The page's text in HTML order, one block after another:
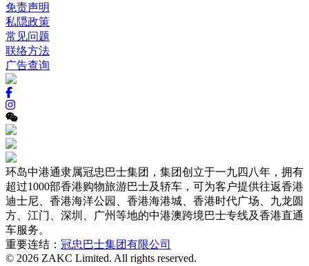
免责声明
私隠政策
常见问题
联络方法
广告查询
环岛中港通隶属冠忠巴士集团，集团创立于一九四八年，拥有
超过1000部香港购物旅游巴士及轿车，可为客户提供往返香港
迪士尼、香港海洋公园、香港海港城、香港时代广场、九龙圆
方、江门、深圳、广州等地的中港澳跨境巴士专线及香港直通
车服务。
重要连结： 冠忠巴士集团有限公司
© 2026 ZAKC Limited. All rights reserved.